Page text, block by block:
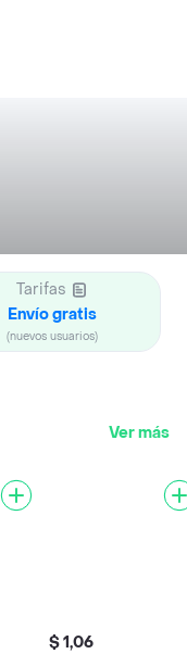
Tarifas
Envío gratis
(nuevos usuarios)
Ver más
$ 1,06